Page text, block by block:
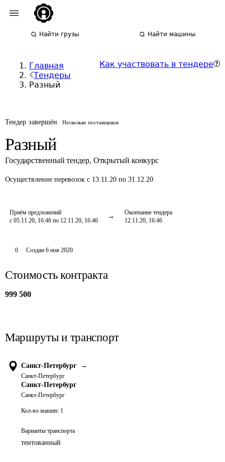
Найти грузы Найти машины
Главная
Тендеры
Разный
Как участвовать в тендере
Тендер завершён Несколько поставщиков
Разный
Государственный тендер, Открытый конкурс
Осуществление перевозок с 13.11.20 по 31.12.20
Приём предложений
с 05.11.20, 16:46 по 12.11.20, 16:46
Окончание тендера
12.11.20, 16:46
0 Создан 6 ноя 2020
Стоимость контракта
999 500
Маршруты и транспорт
Санкт-Петербург →
Санкт-Петербург
Санкт-Петербург
Санкт-Петербург
Кол-во машин: 1
Варианты транспорта
тентованный